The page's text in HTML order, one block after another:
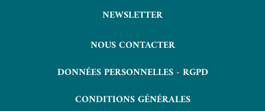
NEWSLETTER
NOUS CONTACTER
DONNÉES PERSONNELLES - RGPD
CONDITIONS GÉNÉRALES